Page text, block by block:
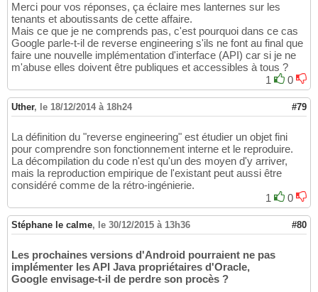
Merci pour vos réponses, ça éclaire mes lanternes sur les
tenants et aboutissants de cette affaire.
Mais ce que je ne comprends pas, c'est pourquoi dans ce cas
Google parle-t-il de reverse engineering s'ils ne font au final que
faire une nouvelle implémentation d'interface (API) car si je ne
m'abuse elles doivent être publiques et accessibles à tous ?
1
0
Uther, le 18/12/2014 à 18h24 #79
La définition du "reverse engineering" est étudier un objet fini
pour comprendre son fonctionnement interne et le reproduire.
La décompilation du code n'est qu'un des moyen d'y arriver,
mais la reproduction empirique de l'existant peut aussi être
considéré comme de la rétro-ingénierie.
1
0
Stéphane le calme, le 30/12/2015 à 13h36 #80
Les prochaines versions d'Android pourraient ne pas
implémenter les API Java propriétaires d'Oracle,
Google envisage-t-il de perdre son procès ?